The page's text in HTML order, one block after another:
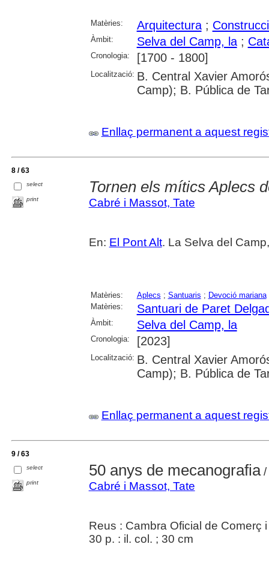
Matèries: Arquitectura;
Àmbit: Selva del Camp, la;
Cronologia: [1700 - 1800]
Localització: B. Central Xavier
Camp); B. Pública de
Enllaç permanent a aquest
8 / 63
select
print
Tornen els mítics Aplecs
Cabré i Massot, Tate
En: El Pont Alt. La Selva del
Matèries: Aplecs ; Santuaris ; Devoció mariana
Matèries:
Santuari de Paret
Àmbit: Selva del Camp, la
Cronologia: [2023]
Localització: B. Central Xavier
Camp); B. Pública de
Enllaç permanent a aquest
9 / 63
select
print
50 anys de mecanografia/
Cabré i Massot, Tate
Reus : Cambra Oficial de Comerç
30 p. : il. col. ; 30 cm